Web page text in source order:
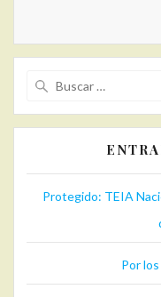
Protegido: TEIA
Por